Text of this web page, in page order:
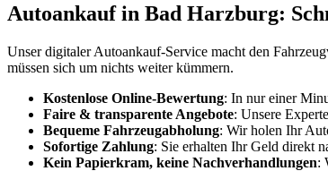
Autoankauf in Bad Harzburg:
Unser digitaler Autoankauf-Service macht den
müssen sich um nichts weiter kümmern.
Kostenlose Online-Bewertung: In nur einer
Faire & transparente Angebote: Unsere
Bequeme Fahrzeugabholung: Wir holen Ihr
Sofortige Zahlung: Sie erhalten Ihr Geld direkt
Kein Papierkram, keine Nachverhandlungen: